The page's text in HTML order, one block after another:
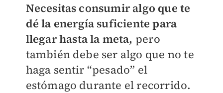
Necesitas consumir algo que te
dé la energía suficiente para
llegar hasta la meta, pero
también debe ser algo que no te
haga sentir “pesado” el
estómago durante el recorrido.